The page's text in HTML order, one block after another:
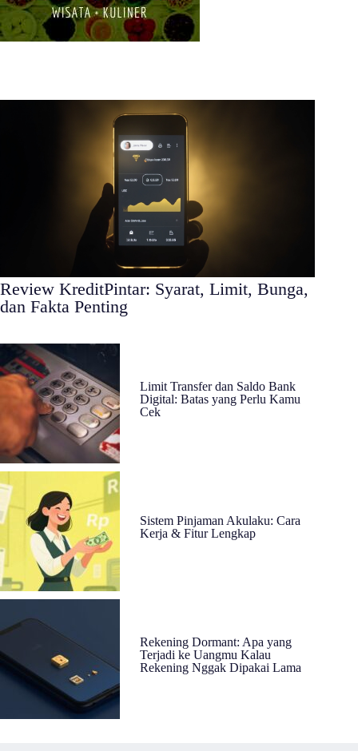
Review KreditPintar: Syarat, Limit, Bunga,
dan Fakta Penting
Limit Transfer dan Saldo Bank
Digital: Batas yang Perlu Kamu
Cek
Sistem Pinjaman Akulaku: Cara
Kerja & Fitur Lengkap
Rekening Dormant: Apa yang
Terjadi ke Uangmu Kalau
Rekening Nggak Dipakai Lama